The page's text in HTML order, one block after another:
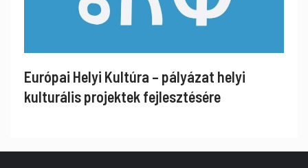
Európai Helyi Kultúra – pályázat helyi
kulturális projektek fejlesztésére